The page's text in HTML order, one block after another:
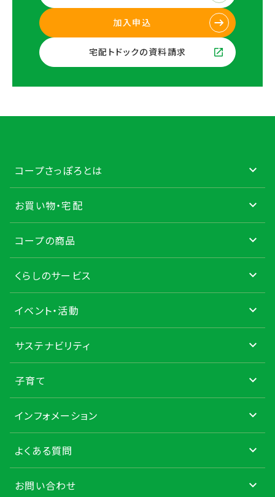
加入申込
宅配トドックの資料請求
コープさっぽろとは
お買い物・宅配
コープの商品
くらしのサービス
イベント・活動
サステナビリティ
子育て
インフォメーション
よくある質問
お問い合わせ